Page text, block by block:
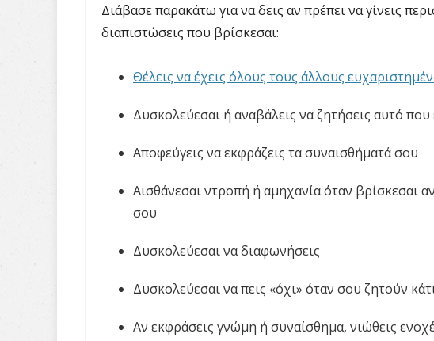
Διάβασε παρακάτω για να δεις αν πρέπει να γίνεις
διαπιστώσεις που βρίσκεσαι:
Θέλεις να έχεις όλους τους άλλους
Δυσκολεύεσαι ή αναβάλεις να ζητήσεις αυτό που
Αποφεύγεις να εκφράζεις τα συναισθήματά σου
Αισθάνεσαι ντροπή ή αμηχανία όταν βρίσκεσαι
σου
Δυσκολεύεσαι να διαφωνήσεις
Δυσκολεύεσαι να πεις «όχι» όταν σου ζητούν
Αν εκφράσεις γνώμη ή συναίσθημα, νιώθεις